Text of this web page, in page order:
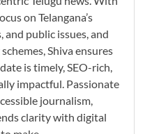
on Telangana’s
and public issues, and
Shiva ensures
is timely, SEO-rich,
impactful. Passionate
journalism,
clarity with digital